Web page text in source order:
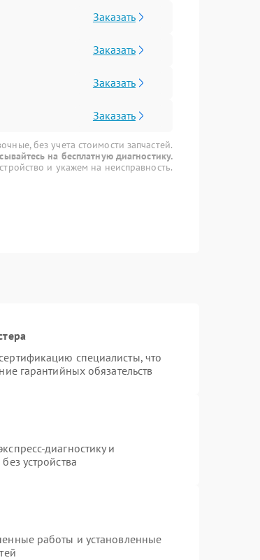
Заказать
Заказать
Заказать
Заказать
без учета стоимости запчастей.
на бесплатную диагностику.
и укажем на неисправность.
специалисты, что
гарантийных обязательств
диагностику и
устройства
работы и установленные